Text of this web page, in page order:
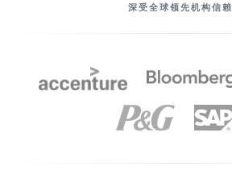
深受全球领先机构信赖